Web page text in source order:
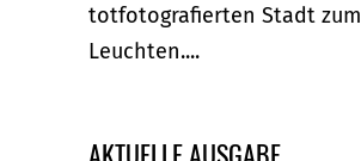
totfotografierten Stadt zum
Leuchten....